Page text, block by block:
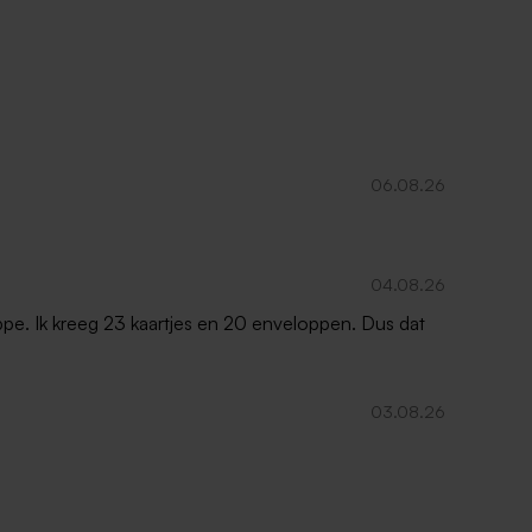
06.08.26
04.08.26
Ik kreeg 23 kaartjes en 20 enveloppen. Dus dat
03.08.26